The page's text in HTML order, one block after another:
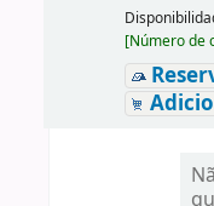
[Número de